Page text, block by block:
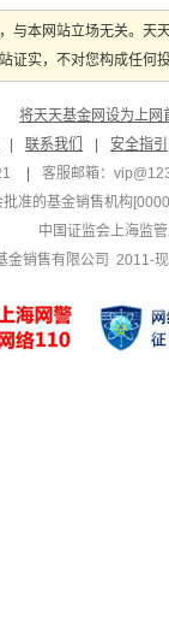
与本网站立场无关。
证实，不对您构成任
将天天基金网设为上网
联系我们
安全指引
客服邮箱：
准的基金销售机构
中国证监会上海监
金销售有限公司 2011-